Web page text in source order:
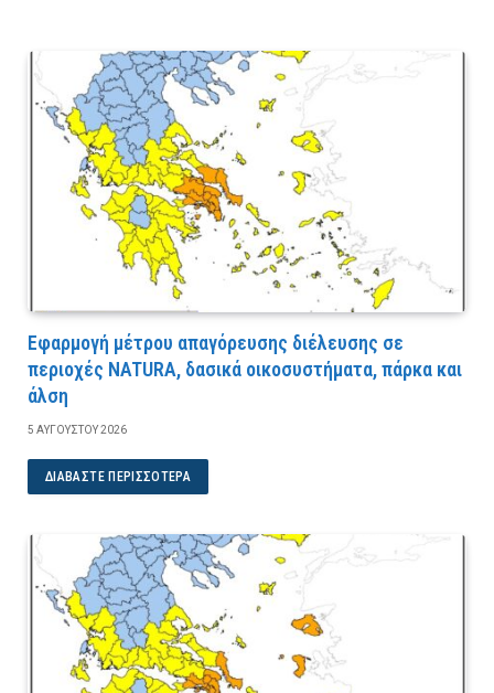
Εφαρμογή μέτρου απαγόρευσης διέλευσης σε
περιοχές NATURA, δασικά οικοσυστήματα, πάρκα και
άλση
5 ΑΥΓΟΎΣΤΟΥ 2026
ΔΙΑΒΆΣΤΕ ΠΕΡΙΣΣΌΤΕΡΑ